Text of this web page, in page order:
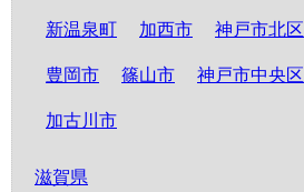
新温泉町 加西市 神戸市北区
豊岡市 篠山市 神戸市中央区
加古川市
滋賀県